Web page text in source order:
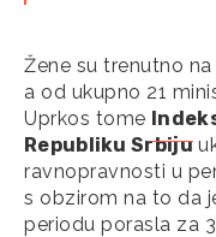
Žene su trenutno
a od ukupno 21
Uprkos tome
Republiku Srbiju
ravnopravnosti u
s obzirom na to da
periodu porasla za